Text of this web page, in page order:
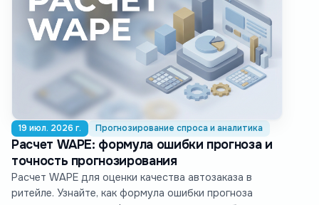
19 июл. 2026 г. Прогнозирование спроса и аналитика
Расчет WAPE: формула ошибки прогноза и
точность прогнозирования
Расчет WAPE для оценки качества автозаказа в
ритейле. Узнайте, как формула ошибки прогноза